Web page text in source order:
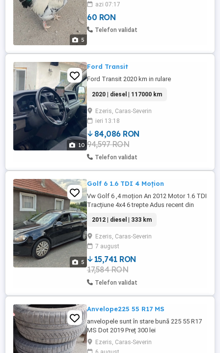
5
azi 07:17
60 RON
Telefon validat
10
Ford Transit
Ford Transit 2020 km in rulare
2020 | diesel | 117000 km
Ezeris, Caras-Severin
ieri 13:18
84,086 RON
94,597 RON
Telefon validat
5
Golf 6 1.6 TDI 4 Moțion
Vw Golf 6 ,4 moțion An 2012 Motor 1.6 TDI
Tracțiune 4x4 6 trepte Adus recent din
merge bine Dublu climatronic Încălzire în
scaune Comenzi volan Pilot automat Filtru
particule activ! Senzori parcare față spate
Nu accept varinate !
2012 | diesel | 333 km
Ezeris, Caras-Severin
7 august
15,741 RON
17,584 RON
Telefon validat
Anvelope225 55 R17 MS
anvelopele sunt în stare bună 225 55 R17
MS Dot 2019 Preț 300 lei
Ezeris, Caras-Severin